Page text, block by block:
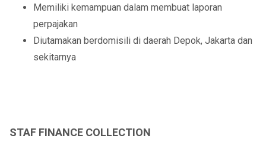
Memiliki kemampuan dalam membuat laporan
perpajakan
Diutamakan berdomisili di daerah Depok, Jakarta dan
sekitarnya
STAF FINANCE COLLECTION